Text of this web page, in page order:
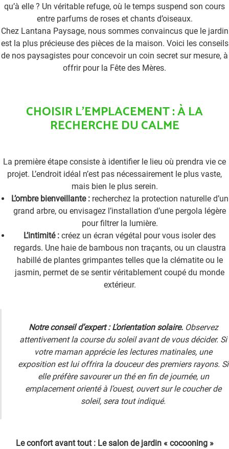
qu’à elle ? Un véritable refuge, où le temps suspend son cours
entre parfums de roses et chants d’oiseaux.
Chez Lantana Paysage, nous sommes convaincus que le jardin
est la plus précieuse des pièces de la maison. Voici les conseils
de nos paysagistes pour concevoir un coin secret sur mesure, à
offrir pour la Fête des Mères.
CHOISIR L’EMPLACEMENT : À LA
RECHERCHE DU CALME
La première étape consiste à identifier le lieu où prendra vie ce
projet. L’endroit idéal n’est pas nécessairement le plus vaste,
mais bien le plus serein.
L’ombre bienveillante :recherchez la protection naturelle d’un
grand arbre, ou envisagez l’installation d’une pergola légère
pour filtrer la lumière.
L’intimité : créez un écran végétal pour vous isoler des
regards. Une haie de bambous non traçants, ou un claustra
habillé de plantes grimpantes telles que la clématite ou le
jasmin, permet de se sentir véritablement coupé du monde
extérieur.
Notre conseil d’expert : L’orientation solaire. Observez
attentivement la course du soleil avant de vous décider. Si
votre maman apprécie les lectures matinales, une
exposition est lui offrira la douceur des premiers rayons. Si
elle préfère savourer un thé en fin de journée, un
emplacement orienté à l’ouest, ouvert sur le coucher de
soleil, sera tout indiqué.
Le confort avant tout : Le salon de jardin « cocooning »